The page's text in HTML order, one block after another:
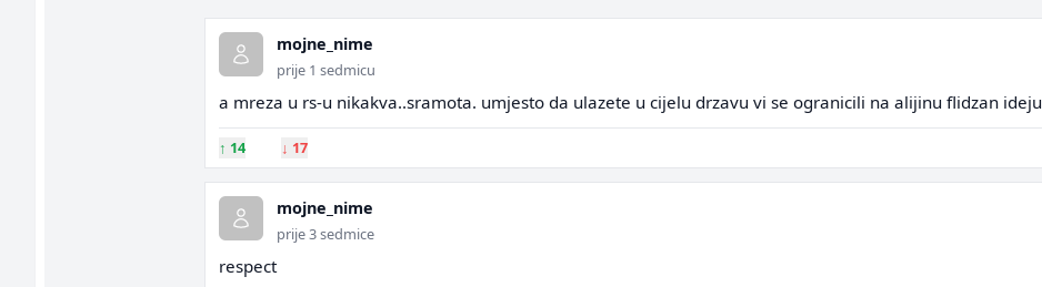
mojne_nime
prije 1 sedmicu
a mreza u rs-u nikakva..sramota. umjesto da ulazete u cijelu drzavu vi se ogranicili na alijinu flidzan ideju
↑ 14 ↓ 17
mojne_nime
prije 3 sedmice
respect